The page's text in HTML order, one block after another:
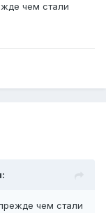
чем стали
чем стали